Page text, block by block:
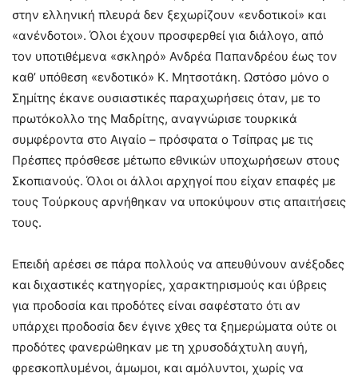
στην ελληνική πλευρά δεν ξεχωρίζουν «ενδοτικοί» και
«ανένδοτοι». Όλοι έχουν προσφερθεί για διάλογο, από
τον υποτιθέμενα «σκληρό» Ανδρέα Παπανδρέου έως τον
καθ’ υπόθεση «ενδοτικό» Κ. Μητσοτάκη. Ωστόσο μόνο ο
Σημίτης έκανε ουσιαστικές παραχωρήσεις όταν, με το
πρωτόκολλο της Μαδρίτης, αναγνώρισε τουρκικά
συμφέροντα στο Αιγαίο – πρόσφατα ο Τσίπρας με τις
Πρέσπες πρόσθεσε μέτωπο εθνικών υποχωρήσεων στους
Σκοπιανούς. Όλοι οι άλλοι αρχηγοί που είχαν επαφές με
τους Τούρκους αρνήθηκαν να υποκύψουν στις απαιτήσεις
τους.
Επειδή αρέσει σε πάρα πολλούς να απευθύνουν ανέξοδες
και διχαστικές κατηγορίες, χαρακτηρισμούς και ύβρεις
για προδοσία και προδότες είναι σαφέστατο ότι αν
υπάρχει προδοσία δεν έγινε χθες τα ξημερώματα ούτε οι
προδότες φανερώθηκαν με τη χρυσοδάχτυλη αυγή,
φρεσκοπλυμένοι, άμωμοι, και αμόλυντοι, χωρίς να